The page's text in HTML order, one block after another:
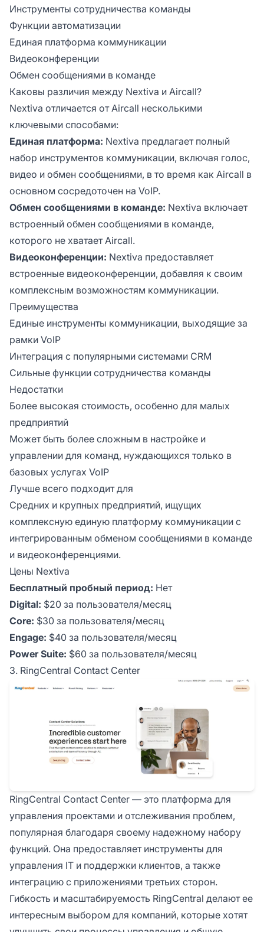
Инструменты сотрудничества команды
Функции автоматизации
Единая платформа коммуникации
Видеоконференции
Обмен сообщениями в команде
Каковы различия между Nextiva и Aircall?
Nextiva отличается от Aircall несколькими
ключевыми способами:
Единая платформа: Nextiva предлагает полный
набор инструментов коммуникации, включая голос,
видео и обмен сообщениями, в то время как Aircall в
основном сосредоточен на VoIP.
Обмен сообщениями в команде: Nextiva включает
встроенный обмен сообщениями в команде,
которого не хватает Aircall.
Видеоконференции: Nextiva предоставляет
встроенные видеоконференции, добавляя к своим
комплексным возможностям коммуникации.
Преимущества
Единые инструменты коммуникации, выходящие за
рамки VoIP
Интеграция с популярными системами CRM
Сильные функции сотрудничества команды
Недостатки
Более высокая стоимость, особенно для малых
предприятий
Может быть более сложным в настройке и
управлении для команд, нуждающихся только в
базовых услугах VoIP
Лучше всего подходит для
Средних и крупных предприятий, ищущих
комплексную единую платформу коммуникации с
интегрированным обменом сообщениями в команде
и видеоконференциями.
Цены Nextiva
Бесплатный пробный период: Нет
Digital: $20 за пользователя/месяц
Core: $30 за пользователя/месяц
Engage: $40 за пользователя/месяц
Power Suite: $60 за пользователя/месяц
3. RingCentral Contact Center
RingCentral Contact Center — это платформа для
управления проектами и отслеживания проблем,
популярная благодаря своему надежному набору
функций. Она предоставляет инструменты для
управления IT и поддержки клиентов, а также
интеграцию с приложениями третьих сторон.
Гибкость и масштабируемость RingCentral делают ее
интересным выбором для компаний, которые хотят